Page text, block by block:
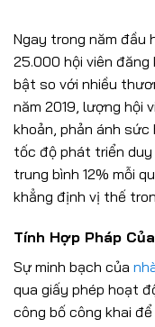
Ngay trong năm đầu
25.000 hội viên
bật so với nhiều
năm 2019, lượng hội
khoản, phản ánh sức
tốc độ phát triển
trung bình 12% mỗi
khẳng định vị thế
Tính Hợp Pháp
Sự minh bạch của
qua giấy phép hoạt
công bố công khai